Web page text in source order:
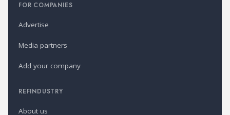
FOR COMPANIES
Advertise
Media partners
Add your company
REFINDUSTRY
About us